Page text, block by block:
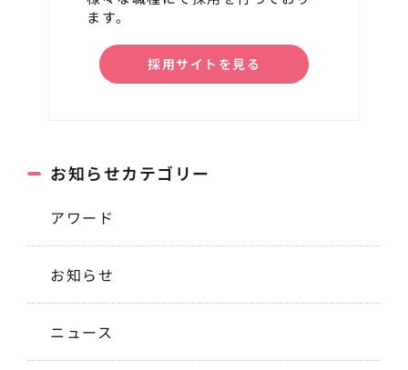
ます。
採用サイトを見る
お知らせカテゴリー
アワード
お知らせ
ニュース